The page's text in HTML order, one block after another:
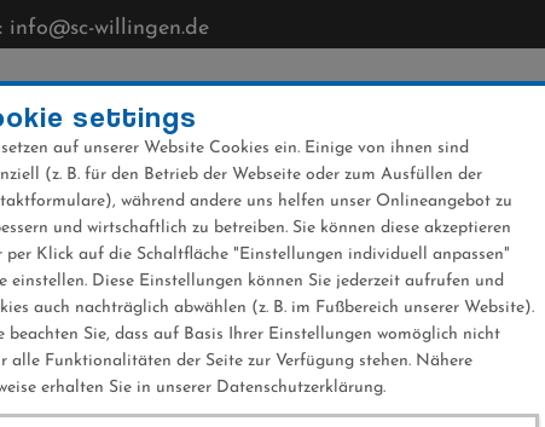
info@sc-willingen.de
2023
settings
auf unserer Website Cookies ein. Einige von ihnen sind
(z. B. für den Betrieb der Webseite oder zum Ausfüllen der
während andere uns helfen unser Onlineangebot zu
und wirtschaftlich zu betreiben. Sie können diese akzeptieren
per Klick auf die Schaltfläche "Einstellungen individuell anpassen"
einstellen. Diese Einstellungen können Sie jederzeit aufrufen und
auch nachträglich abwählen (z. B. im Fußbereich unserer Website).
beachten Sie, dass auf Basis Ihrer Einstellungen womöglich nicht
alle Funktionalitäten der Seite zur Verfügung stehen. Nähere
erhalten Sie in unserer Datenschutzerklärung.